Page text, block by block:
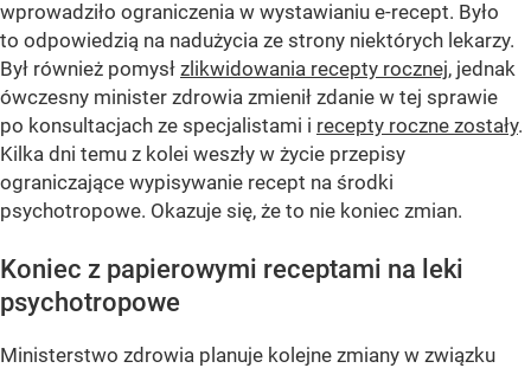
wprowadziło ograniczenia w wystawianiu e-recept. Było
to odpowiedzią na nadużycia ze strony niektórych lekarzy.
Był również pomysł zlikwidowania recepty rocznej, jednak
ówczesny minister zdrowia zmienił zdanie w tej sprawie
po konsultacjach ze specjalistami i recepty roczne zostały.
Kilka dni temu z kolei weszły w życie przepisy
ograniczające wypisywanie recept na środki
psychotropowe. Okazuje się, że to nie koniec zmian.
Koniec z papierowymi receptami na leki
psychotropowe
Ministerstwo zdrowia planuje kolejne zmiany w związku